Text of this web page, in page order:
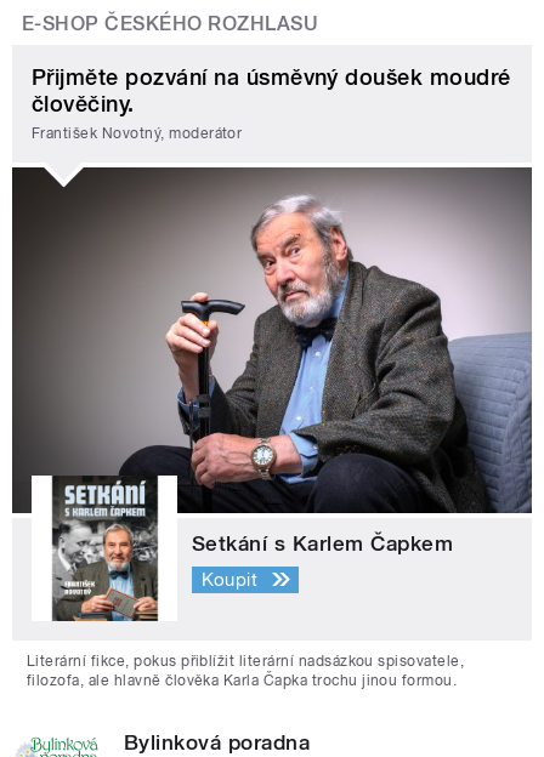
E-SHOP ČESKÉHO ROZHLASU
Přijměte pozvání na úsměvný doušek moudré
člověčiny.
František Novotný, moderátor
Setkání s Karlem Čapkem
Koupit
Literární fikce, pokus přiblížit literární nadsázkou spisovatele,
filozofa, ale hlavně člověka Karla Čapka trochu jinou formou.
Bylinková poradna